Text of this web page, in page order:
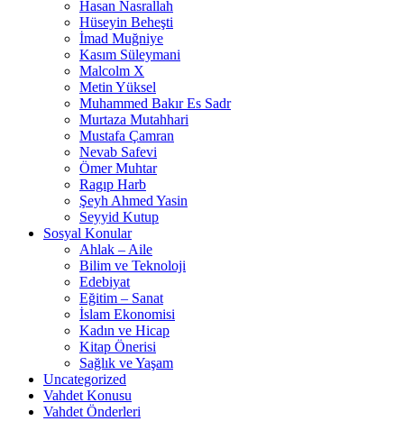
Hasan Nasrallah
Hüseyin Beheşti
İmad Muğniye
Kasım Süleymani
Malcolm X
Metin Yüksel
Muhammed Bakır Es Sadr
Murtaza Mutahhari
Mustafa Çamran
Nevab Safevi
Ömer Muhtar
Ragıp Harb
Şeyh Ahmed Yasin
Seyyid Kutup
Sosyal Konular
Ahlak – Aile
Bilim ve Teknoloji
Edebiyat
Eğitim – Sanat
İslam Ekonomisi
Kadın ve Hicap
Kitap Önerisi
Sağlık ve Yaşam
Uncategorized
Vahdet Konusu
Vahdet Önderleri